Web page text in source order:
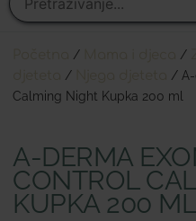
/ /
/
/ A-
Calming Night Kupka 200 ml
A-DERMA
CONTROL
KUPKA 200 ML